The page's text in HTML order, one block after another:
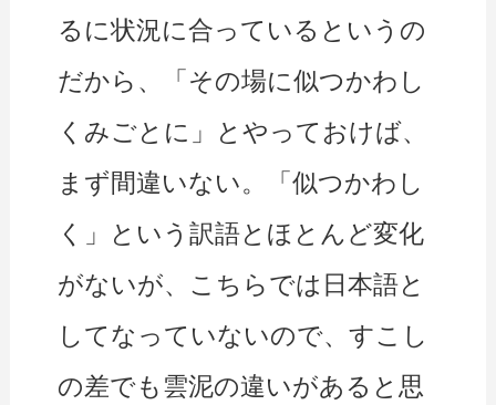
るに状況に合っているというの
だから、「その場に似つかわし
くみごとに」とやっておけば、
まず間違いない。「似つかわし
く」という訳語とほとんど変化
がないが、こちらでは日本語と
してなっていないので、すこし
の差でも雲泥の違いがあると思